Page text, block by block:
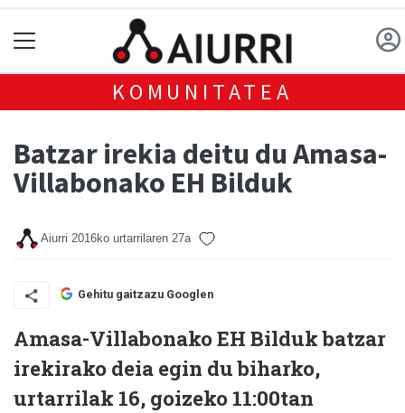
KOMUNITATEA
Batzar irekia deitu du Amasa-
Villabonako EH Bilduk
Aiurri 2016ko urtarrilaren 27a
Gehitu gaitzazu Googlen
Amasa-Villabonako EH Bilduk batzar
irekirako deia egin du biharko,
urtarrilak 16, goizeko 11:00tan